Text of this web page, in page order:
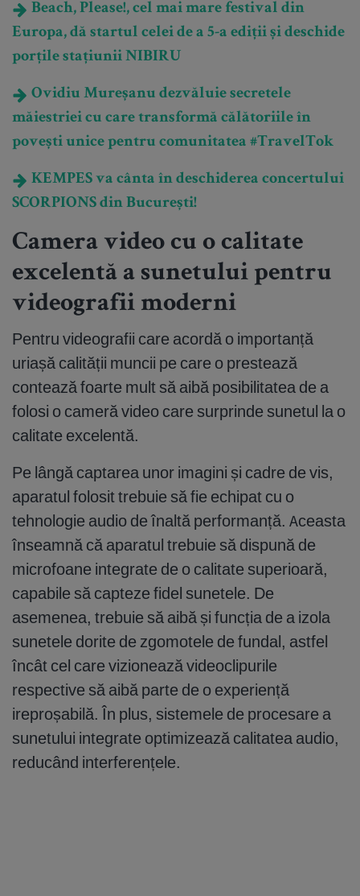
Beach, Please!, cel mai mare festival din
Europa, dă startul celei de a 5-a ediții și deschide
porțile stațiunii NIBIRU
Ovidiu Mureșanu dezvăluie secretele
măiestriei cu care transformă călătoriile în
povești unice pentru comunitatea #TravelTok
KEMPES va cânta în deschiderea concertului
SCORPIONS din București!
Camera video cu o calitate
excelentă a sunetului pentru
videografii moderni
Pentru videografii care acordă o importanță
uriașă calității muncii pe care o prestează
contează foarte mult să aibă posibilitatea de a
folosi o cameră video care surprinde sunetul la o
calitate excelentă.
Pe lângă captarea unor imagini și cadre de vis,
aparatul folosit trebuie să fie echipat cu o
tehnologie audio de înaltă performanță. Aceasta
înseamnă că aparatul trebuie să dispună de
microfoane integrate de o calitate superioară,
capabile să capteze fidel sunetele. De
asemenea, trebuie să aibă și funcția de a izola
sunetele dorite de zgomotele de fundal, astfel
încât cel care vizionează videoclipurile
respective să aibă parte de o experiență
ireproșabilă. În plus, sistemele de procesare a
sunetului integrate optimizează calitatea audio,
reducând interferențele.